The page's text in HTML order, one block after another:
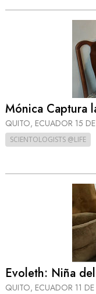
Mónica Captura
QUITO, ECUADOR 15
SCIENTOLOGISTS @LIFE
Evoleth: Niña
QUITO, ECUADOR 11